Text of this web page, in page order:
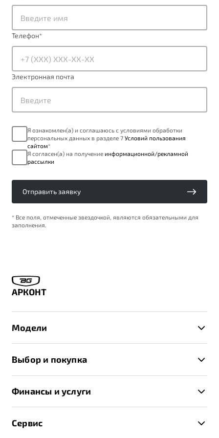
от 1 699 990 ₽*
Обзор В наличии
X70
Универсальный кроссовер
Обзор В наличии
Подробно
Автомобили в наличии
Тест-драйв
Спецпредложения
Будьте еще более уверены на дорогах с программой
Преимущества программы
Запись на сервис
Калькулятор ТО
Клиентская поддержка
Телефон*
Электронная почта
Я ознакомлен(а) и соглашаюсь с условиями обработки
персональных данных в разделе 7 Условий пользования
сайтом*
Я согласен(а) на получение информационной/рекламной
рассылки
Отправить заявку
* Все поля, отмеченные звездочкой, являются обязательными для
заполнения.
АРКОНТ
Модели
X70
Выбор и покупка
Спецпредложения и Акции
Записаться на тест-драйв
Финансы и услуги
Трейд-ин
Сервис